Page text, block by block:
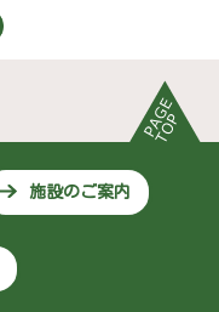
施設のご案内